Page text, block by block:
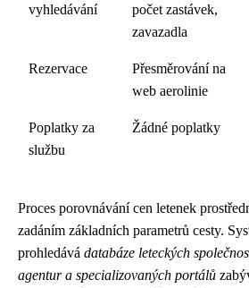
vyhledávání
počet zastávek,
zavazadla
Rezervace
Přesměrování na
web aerolinie
Poplatky za
službu
Žádné poplatky
Proces porovnávání cen letenek
zadáním základních parametrů cesty.
prohledává databáze leteckých
agentur a specializovaných portálů